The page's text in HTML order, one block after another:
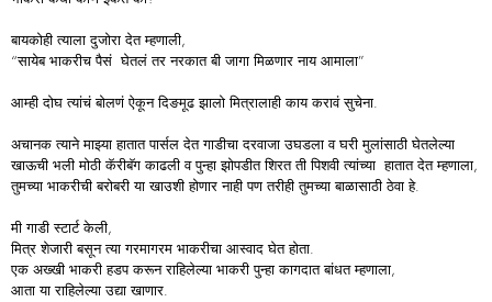
बायकोही त्याला दुजोरा देत म्हणाली,
“सायेब भाकरीच पैसं घेतलं तर नरकात बी जागा मिळणार नाय आमाला”
आम्ही दोघ त्यांचं बोलणं ऐकून दिङमूढ झालो मित्रालाही काय करावं सुचेना.
अचानक त्याने माझ्या हातात पार्सल देत गाडीचा दरवाजा उघडला व घरी मुलांसाठी घेतलेल्या
खाऊची भली मोठी कॅरीबॅग काढली व पुन्हा झोपडीत शिरत ती पिशवी त्यांच्या हातात देत म्हणाला,
तुमच्या भाकरीची बरोबरी या खाउशी होणार नाही पण तरीही तुमच्या बाळासाठी ठेवा हे.
मी गाडी स्टार्ट केली,
मित्र शेजारी बसून त्या गरमागरम भाकरीचा आस्वाद घेत होता.
एक अख्खी भाकरी हडप करून राहिलेल्या भाकरी पुन्हा कागदात बांधत म्हणाला,
आता या राहिलेल्या उद्या खाणार.